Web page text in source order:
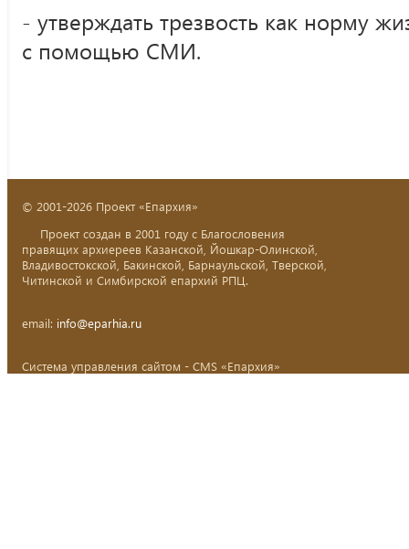
- утверждать трезвость как норму
с помощью СМИ.
© 2001-2026 Проект «Епархия»
Проект создан в 2001 году с Благословения
правящих архиереев Казанской, Йошкар-Олинской,
Владивостокской, Бакинской, Барнаульской, Тверской,
Читинской и Симбирской епархий РПЦ.
email: info@eparhia.ru
Система управления сайтом - CMS «Епархия»